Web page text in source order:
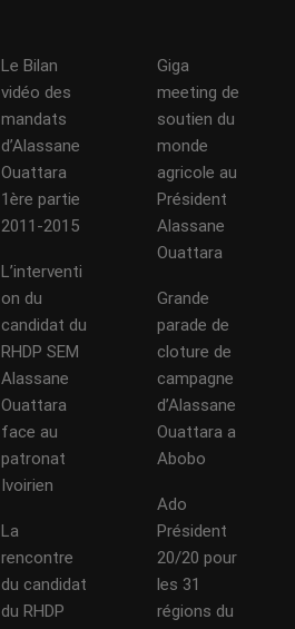
Le Bilan
vidéo des
mandats
d’Alassane
Ouattara
1ère partie
2011-2015
L’interventi
on du
candidat du
RHDP SEM
Alassane
Ouattara
face au
patronat
Ivoirien
La
rencontre
du candidat
du RHDP
Giga
meeting de
soutien du
monde
agricole au
Président
Alassane
Ouattara
Grande
parade de
cloture de
campagne
d’Alassane
Ouattara a
Abobo
Ado
Président
20/20 pour
les 31
régions du